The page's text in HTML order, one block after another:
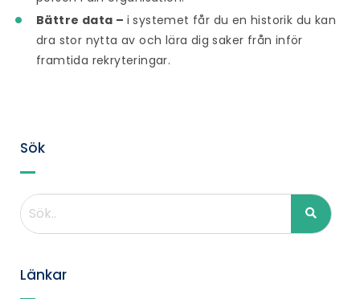
Sök
Länkar
Bättre data – i systemet får du en historik du kan
dra stor nytta av och lära dig saker från inför
framtida rekryteringar.